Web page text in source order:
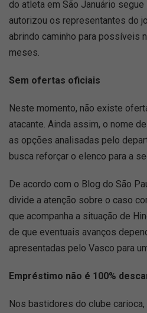
do atleta em São Januário segue
autorizou os representantes do
abrindo caminho para possíveis
meses.
Sem ofertas oficiais
Neste momento, não existe
atacante. Ainda assim, o nome
as opções analisadas pelo
busca reforçar o elenco para a
De acordo com o Blog do São
divide a atenção sobre o caso
que acompanha a situação de
de que eventuais avanços
apresentadas pelo Vasco para
Empréstimo não é 100%
Nos bastidores do clube carioca,